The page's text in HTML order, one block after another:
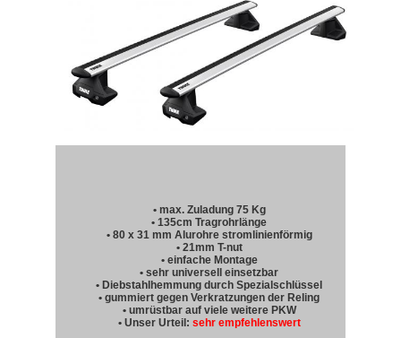
• max. Zuladung 75 Kg
• 135cm Tragrohrlänge
• 80 x 31 mm Alurohre stromlinienförmig
• 21mm T-nut
• einfache Montage
• sehr universell einsetzbar
• Diebstahlhemmung durch Spezialschlüssel
• gummiert gegen Verkratzungen der Reling
• umrüstbar auf viele weitere PKW
• Unser Urteil: sehr empfehlenswert